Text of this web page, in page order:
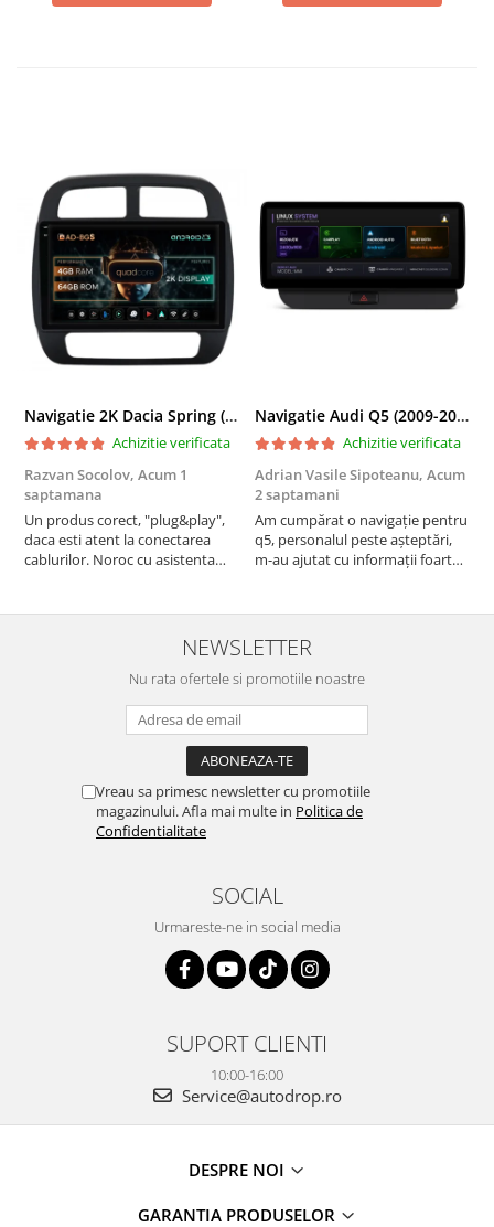
Navigatie 2K Dacia Spring (2021- Prezent), Android, S-Quadcore / 4GB RAM + 64GB ROM, 9.5 Inch - AD-BGS90042K+AD-BGRKIT366V4s
Achizitie verificata
Razvan Socolov, Acum 1
saptamana
Un produs corect, "plug&play",
daca esti atent la conectarea
cablurilor. Noroc cu asistenta
M-a indrumat pas cu pas si mi-a
atras atentia ca nu era conectat
cablul de video de la camera
Navigatie Audi Q5 (2009-2017), Linux OS & OEM, MMI 3G, CarPlay & Android Auto Wireless, MirrorLink, Camera AHD, 12.3 Inch - AD-BGAALNXH+AD-BGRKITQ5002
Achizitie verificata
Adrian Vasile Sipoteanu, Acum
2 saptamani
Am cumpărat o navigație pentru
q5, personalul peste așteptări,
m-au ajutat cu informații foarte
serviabili, livrare rapidă, suport
tehnic, totul impecabil, o să revin
la ei și pentru vi...
NEWSLETTER
Nu rata ofertele si promotiile noastre
Vreau sa primesc newsletter cu promotiile
magazinului. Afla mai multe in Politica de
Confidentialitate
SOCIAL
Urmareste-ne in social media
SUPORT CLIENTI
10:00-16:00
Service@autodrop.ro
DESPRE NOI
GARANTIA PRODUSELOR